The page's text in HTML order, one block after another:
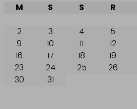
M S S R
2
3 4 5
9
10 11 12
16
17 18 19
23
24 25 26
30
31